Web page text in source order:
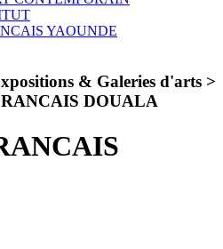
YAOUNDE
& Galeries d'arts >
DOUALA